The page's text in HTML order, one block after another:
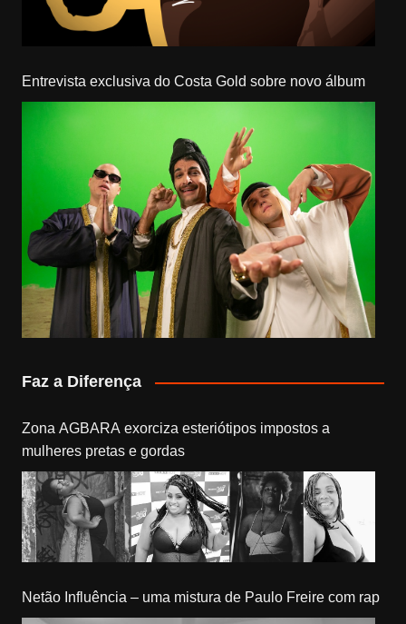
Entrevista exclusiva do Costa Gold sobre novo álbum
Faz a Diferença
Zona AGBARA exorciza esteriótipos impostos a
mulheres pretas e gordas
Netão Influência – uma mistura de Paulo Freire com rap